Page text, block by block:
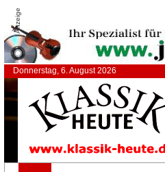
Anzeige
Donnerstag, 6. August 2026